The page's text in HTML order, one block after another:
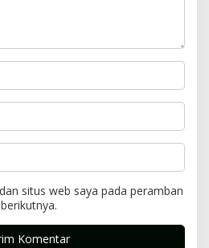
situs web saya pada peramban